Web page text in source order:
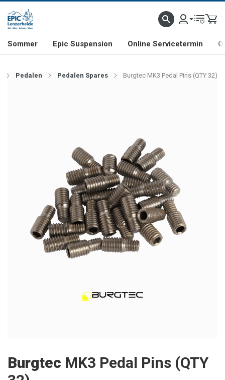
& FREERIDE-SPEZIALIST SCHWEIZER FIRMA SHOP & SHOWROOM IN
Sommer Epic Suspension Online Servicetermin
Pedalen Pedalen Spares Burgtec MK3 Pedal Pins (QTY 32)
Burgtec MK3 Pedal Pins (QTY